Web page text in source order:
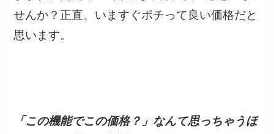
せんか？正直、いますぐポチって良い価格だと
思います。
「この機能でこの価格？」なんて思っちゃうほ